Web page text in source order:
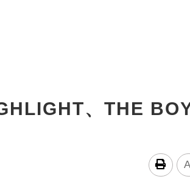
、THE